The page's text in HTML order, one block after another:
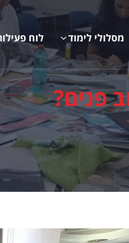
מסלולי לימוד לוח
פנים?